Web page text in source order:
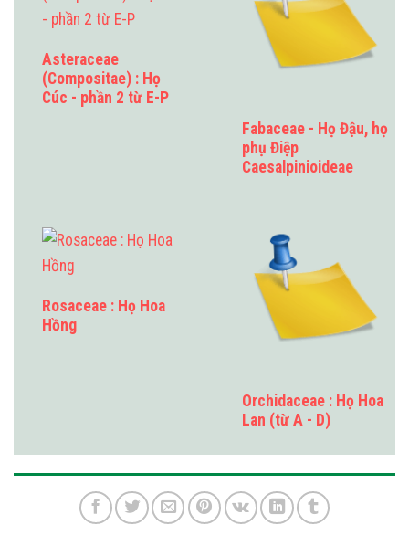
Asteraceae
(Compositae) : Họ
Cúc - phần 2 từ E-P
Fabaceae - Họ Đậu, họ
phụ Điệp
Caesalpinioideae
Rosaceae : Họ Hoa
Hồng
Orchidaceae : Họ Hoa
Lan (từ A - D)